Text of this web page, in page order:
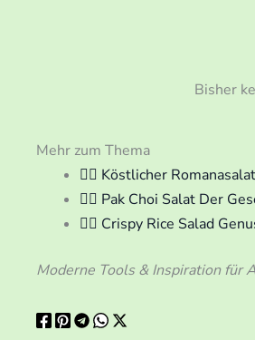
Bisher
Mehr zum Thema
🧘‍♀️ Köstlicher
🧘‍♀️ Pak Choi Salat Der
🧘‍♀️ Crispy Rice Salad
Moderne Tools & Inspiration für